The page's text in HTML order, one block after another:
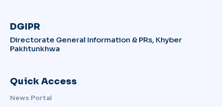
DGIPR
Directorate General Information & PRs, Khyber
Pakhtunkhwa
Quick Access
News Portal